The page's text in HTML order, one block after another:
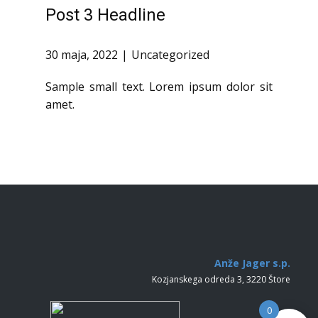
Post 3 Headline
30 maja, 2022 Uncategorized
Sample small text. Lorem ipsum dolor sit
amet.
Anže Jager s.p.
Kozjanskega odreda 3, 3220 Štore
0